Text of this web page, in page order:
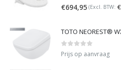
0 out of 5
€694,95 (Excl. BTW: €
TOTO NEOREST®
0 out of 5
Prijs op aanvraag